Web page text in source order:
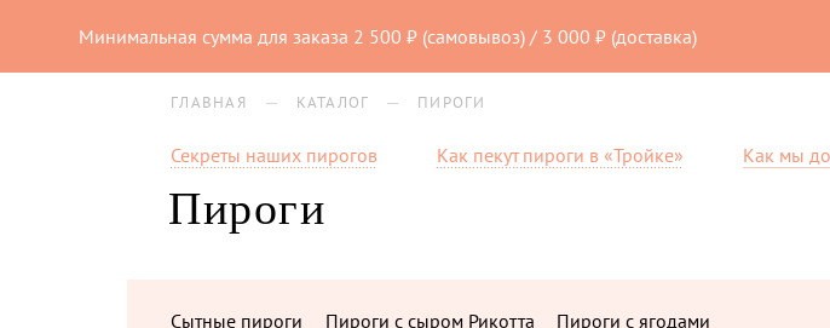
Минимальная сумма для заказа 2 500 ₽ (самовывоз) / 3 000 ₽ (доставка)
ГЛАВНАЯ КАТАЛОГ ПИРОГИ
Секреты наших пирогов Как пекут пироги в «Тройке» Как мы
Пироги
Сытные пироги Пироги с сыром Рикотта Пироги с ягодами